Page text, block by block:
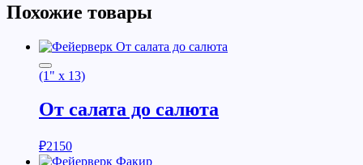
Похожие товары
(1" x 13)
От салата до салюта
₽2150